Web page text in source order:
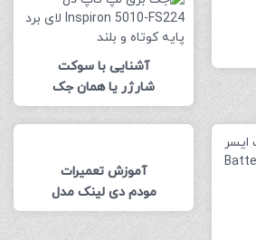
آشنایی با سوکت
شارژر یا همان جک
برق لپ تاپ های
مختلف
آموزش تعمیرات
مودم دی لینک مدل
D.LINK 2740U